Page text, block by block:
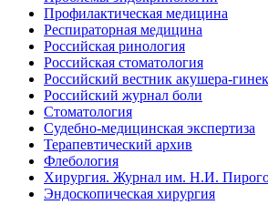
Профилактическая медицина
Респираторная медицина
Российская ринология
Российская стоматология
Российский вестник акушера-
Российский журнал боли
Стоматология
Судебно-медицинская экспертиза
Терапевтический архив
Флебология
Хирургия. Журнал им. Н.И.
Эндоскопическая хирургия